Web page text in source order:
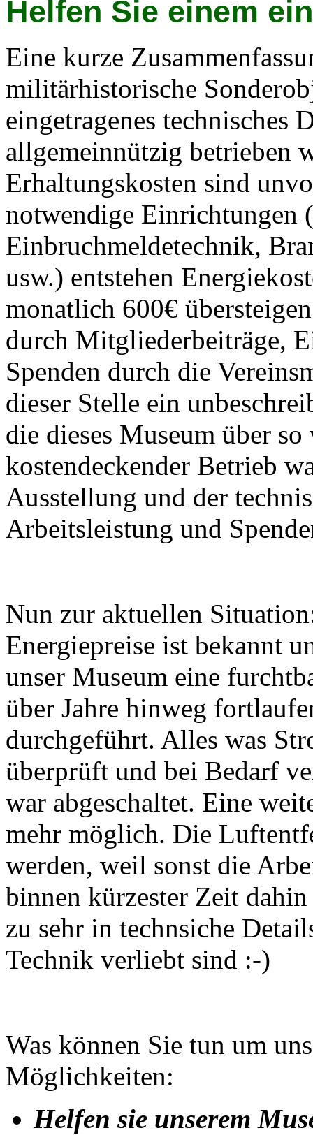
Helfen Sie einem
Eine kurze
militärhistorische
eingetragenes technisches
allgemeinnützig betrieben
Erhaltungskosten sind
notwendige Einrichtungen
Einbruchmeldetechnik,
usw.) entstehen
monatlich 600€
durch Mitgliederbeiträge,
Spenden durch die
dieser Stelle ein
die dieses Museum über
kostendeckender Betrieb
Ausstellung und der
Arbeitsleistung und
Nun zur aktuellen
Energiepreise ist bekannt
unser Museum eine
über Jahre hinweg
durchgeführt. Alles was
überprüft und bei Bedarf
war abgeschaltet. Eine
mehr möglich. Die
werden, weil sonst die
binnen kürzester Zeit
zu sehr in technsiche
Technik verliebt sind :-)
Was können Sie tun um
Möglichkeiten:
Helfen sie unserem